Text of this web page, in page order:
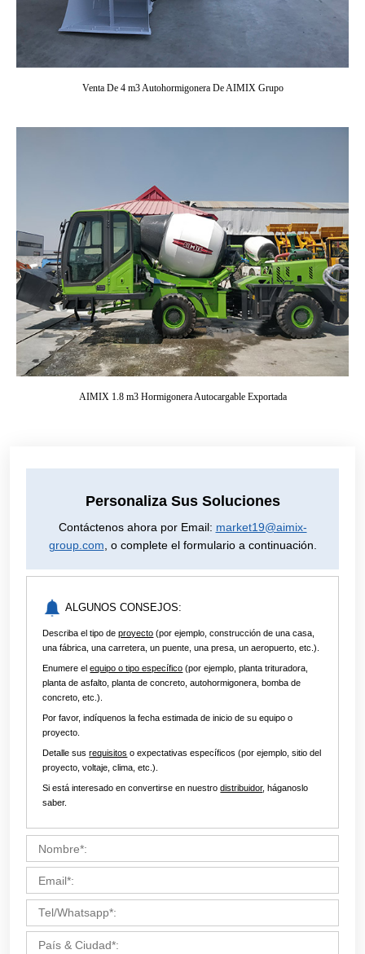
Venta De 4 m3 Autohormigonera De AIMIX Grupo
AIMIX 1.8 m3 Hormigonera Autocargable Exportada
Personaliza Sus Soluciones
Contáctenos ahora por Email:market19@aimix-
group.com, o complete el formulario a continuación.